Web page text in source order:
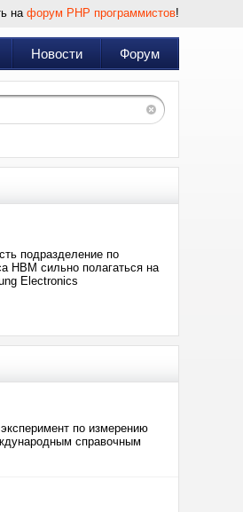
на форум PHP программистов!
Новости Форум
подразделение по
HBM сильно полагаться на
Electronics
по измерению
справочным